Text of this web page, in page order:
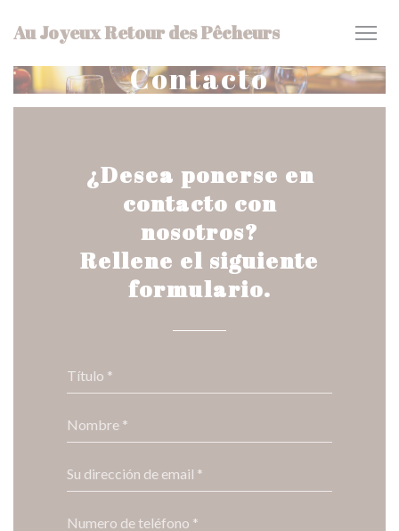
Au Joyeux Retour des Pêcheurs
Contacto
¿Desea ponerse en
contacto con
nosotros?
Rellene el siguiente
formulario.